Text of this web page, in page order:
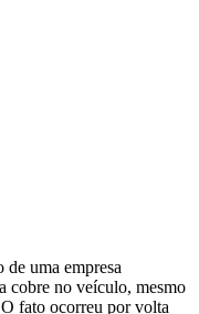
uma empresa
cobre no veículo, mesmo
fato ocorreu por volta